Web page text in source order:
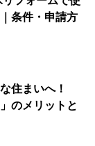
条件・申請方
住まいへ！
のメリットと